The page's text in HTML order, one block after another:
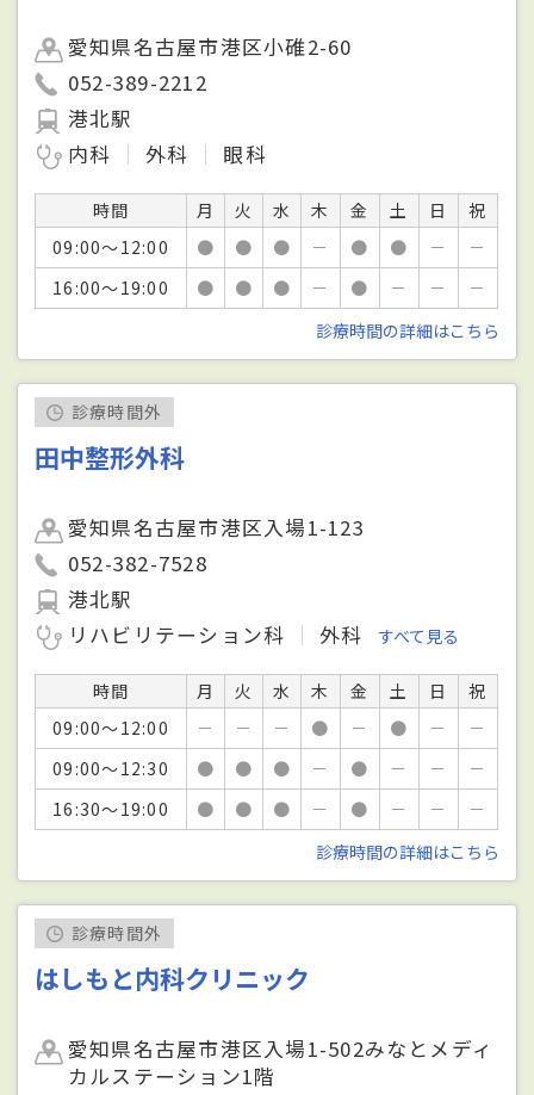
愛知県名古屋市港区小碓2-60
052-389-2212
港北駅
内科
外科 眼科
時間 月 火 水 木 金 土 日
祝
09:00～12:00
● ● ● － ● ● －
－
16:00～19:00
● ● ● － ● － －
－
診療時間の詳細はこちら
診療時間外
田中整形外科
愛知県名古屋市港区入場1-123
052-382-7528
港北駅
リハビリテーション科
外科 すべて見る
時間 月 火 水 木 金 土 日
祝
09:00～12:00
－ － － ● － ● －
－
09:00～12:30
● ● ● － ● － －
－
16:30～19:00
● ● ● － ● － －
－
診療時間の詳細はこちら
診療時間外
はしもと内科クリニック
愛知県名古屋市港区入場1-502みなとメディ
カルステーション1階